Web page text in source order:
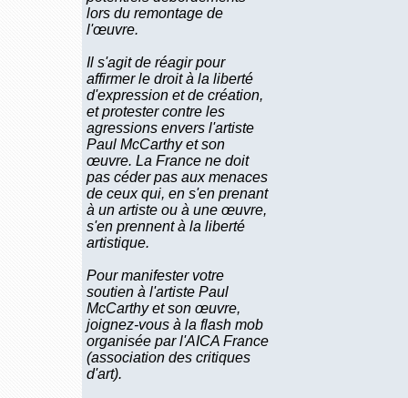
lors du remontage de
l'œuvre.
Il s'agit de réagir pour
affirmer le droit à la liberté
d'expression et de création,
et protester contre les
agressions envers l'artiste
Paul McCarthy et son
œuvre. La France ne doit
pas céder pas aux menaces
de ceux qui, en s'en prenant
à un artiste ou à une œuvre,
s'en prennent à la liberté
artistique.
Pour manifester votre
soutien à l'artiste Paul
McCarthy et son œuvre,
joignez-vous à la flash mob
organisée par l'AICA France
(association des critiques
d'art).